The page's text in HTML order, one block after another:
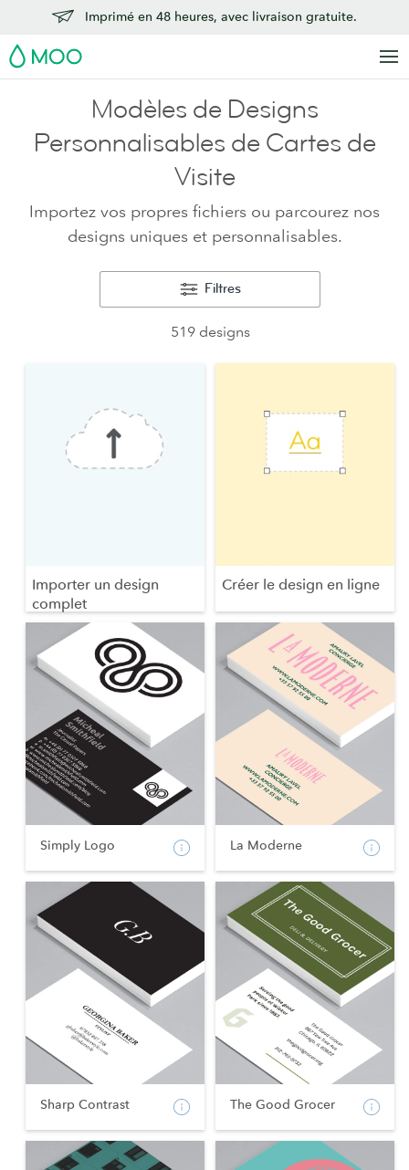
Imprimé en 48 heures, avec livraison gratuite.
MOO
Modèles de Designs
Personnalisables de Cartes de
Visite
Importez vos propres fichiers ou parcourez nos
designs uniques et personnalisables.
Filtres
519 designs
Importer un design
complet
Créer le design en ligne
Simply Logo La Moderne
Sharp Contrast The Good Grocer